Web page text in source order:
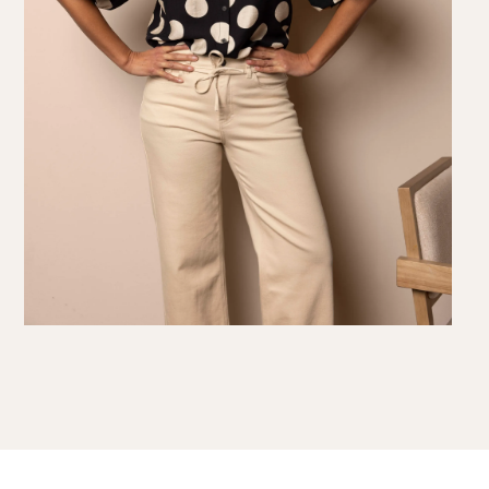
Norah's deals